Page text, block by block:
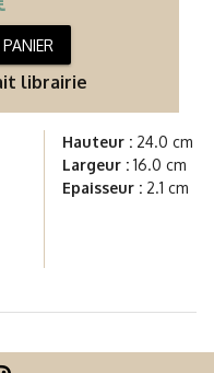
librairie
Hauteur : 24.0 cm
Largeur : 16.0 cm
Epaisseur : 2.1 cm